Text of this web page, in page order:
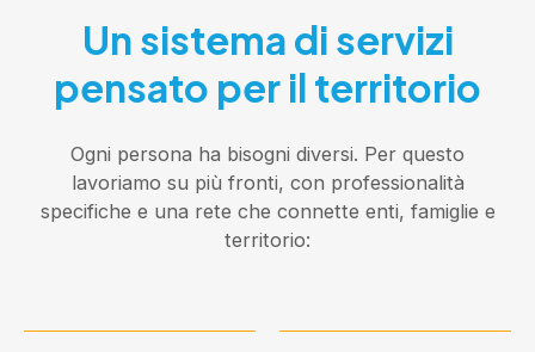
Un sistema di servizi
pensato per il territorio
Ogni persona ha bisogni diversi. Per questo
lavoriamo su più fronti, con professionalità
specifiche e una rete che connette enti, famiglie e
territorio: